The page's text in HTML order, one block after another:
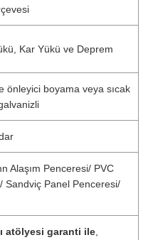
Kar Yükü ve Deprem
önleyici boyama veya sıcak
Alaşım Penceresi/ PVC
Sandviç Panel Penceresi/
atölyesi garanti ile